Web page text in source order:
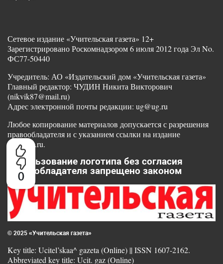
0
Сетевое издание «Учительская газета» 12+
Зарегистрировано Роскомнадзором 6 июля 2012 года Эл No.
ФС77-50440
Учредитель: АО «Издательский дом «Учительская газета»
Главный редактор: ЧУДИН Никита Викторович
(nikvik87@mail.ru)
Адрес электронной почты редакции: ug@ug.ru
Любое копирование материалов допускается с разрешения
правообладателя и с указанием ссылки на издание
www.ug.ru.
Использование логотипа без согласия
правообладателя запрещено законом
© 2025 «Учительская газета»
Key title: Ucitel’skaa^ gazeta (Online) || ISSN 1607-2162.
Abbreviated key title: Ucit. gaz (Online)